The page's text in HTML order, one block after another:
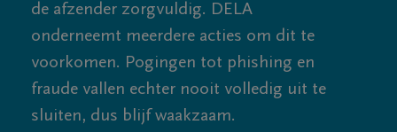
de afzender zorgvuldig. DELA
onderneemt meerdere acties om dit te
voorkomen. Pogingen tot phishing en
fraude vallen echter nooit volledig uit te
sluiten, dus blijf waakzaam.